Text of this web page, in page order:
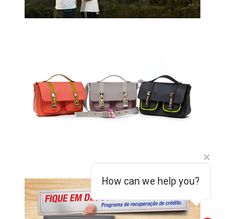
How can we help you?